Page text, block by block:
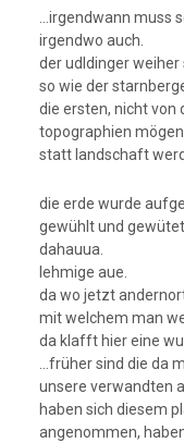
…irgendwann muss
irgendwo auch.
der udldinger weiher
so wie der
die ersten, nicht von
topographien
statt landschaft
die erde wurde
gewühlt und
dahauua.
lehmige aue.
da wo jetzt
mit welchem man
da klafft hier eine
…früher sind die da
unsere verwandten
haben sich diesem
angenommen,